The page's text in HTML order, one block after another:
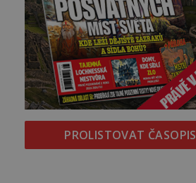
PROLISTOVAT ČASOPIS